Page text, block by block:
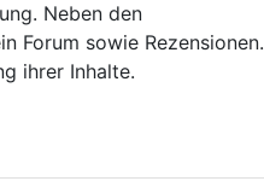
Neben den
Forum sowie Rezensionen.
ihrer Inhalte.